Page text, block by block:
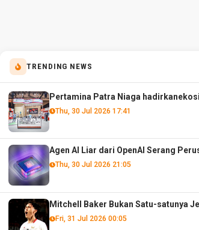
TRENDING NEWS
Pertamina Patra Niaga
Thu, 30 Jul 2026 17:41
Agen AI Liar dari OpenAI Serang
Thu, 30 Jul 2026 21:05
Mitchell Baker Bukan Satu-satunya
Fri, 31 Jul 2026 00:05